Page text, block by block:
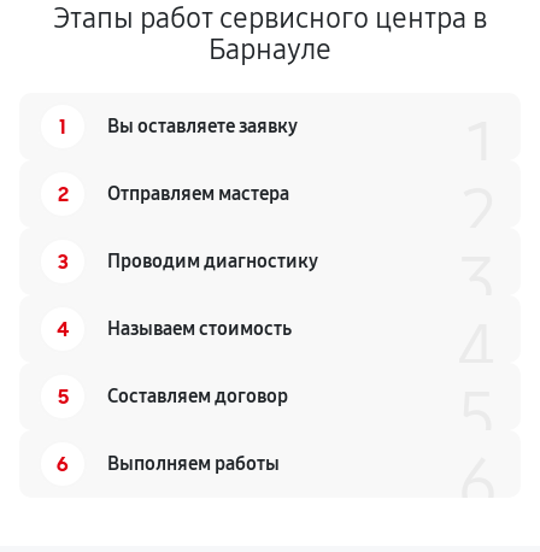
Этапы работ сервисного центра в
Барнауле
1 Вы оставляете заявку
2 Отправляем мастера
3 Проводим диагностику
4 Называем стоимость
5 Составляем договор
6 Выполняем работы